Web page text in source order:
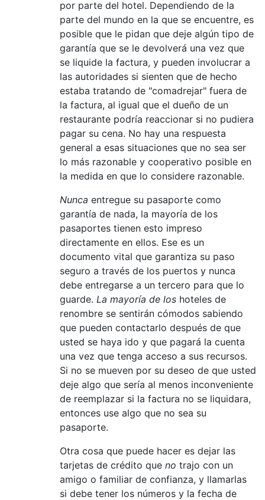
por parte del hotel. Dependiendo de la
parte del mundo en la que se encuentre, es
posible que le pidan que deje algún tipo de
garantía que se le devolverá una vez que
se liquide la factura, y pueden involucrar a
las autoridades si sienten que de hecho
estaba tratando de "comadrejar" fuera de
la factura, al igual que el dueño de un
restaurante podría reaccionar si no pudiera
pagar su cena. No hay una respuesta
general a esas situaciones que no sea ser
lo más razonable y cooperativo posible en
la medida en que lo considere razonable.
Nunca entregue su pasaporte como
garantía de nada, la mayoría de los
pasaportes tienen esto impreso
directamente en ellos. Ese es un
documento vital que garantiza su paso
seguro a través de los puertos y nunca
debe entregarse a un tercero para que lo
guarde. La mayoría de los hoteles de
renombre se sentirán cómodos sabiendo
que pueden contactarlo después de que
usted se haya ido y que pagará la cuenta
una vez que tenga acceso a sus recursos.
Si no se mueven por su deseo de que usted
deje algo que sería al menos inconveniente
de reemplazar si la factura no se liquidara,
entonces use algo que no sea su
pasaporte.
Otra cosa que puede hacer es dejar las
tarjetas de crédito que no trajo con un
amigo o familiar de confianza, y llamarlas
si debe tener los números y la fecha de